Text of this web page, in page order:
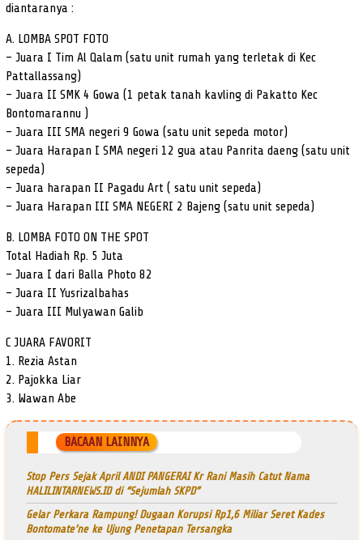
diantaranya :
A. LOMBA SPOT FOTO
– Juara I Tim Al Qalam (satu unit rumah yang terletak di Kec
Pattallassang)
– Juara II SMK 4 Gowa (1 petak tanah kavling di Pakatto Kec
Bontomarannu )
– Juara III SMA negeri 9 Gowa (satu unit sepeda motor)
– Juara Harapan I SMA negeri 12 gua atau Panrita daeng (satu unit
sepeda)
– Juara harapan II Pagadu Art ( satu unit sepeda)
– Juara Harapan III SMA NEGERI 2 Bajeng (satu unit sepeda)
B. LOMBA FOTO ON THE SPOT
Total Hadiah Rp. 5 Juta
– Juara I dari Balla Photo 82
– Juara II Yusrizalbahas
– Juara III Mulyawan Galib
C JUARA FAVORIT
1. Rezia Astan
2. Pajokka Liar
3. Wawan Abe
BACAAN LAINNYA
Stop Pers Sejak April ANDI PANGERAI Kr Rani Masih Catut Nama
HALILINTARNEWS.ID di “Sejumlah SKPD”
Gelar Perkara Rampung! Dugaan Korupsi Rp1,6 Miliar Seret Kades
Bontomate’ne ke Ujung Penetapan Tersangka